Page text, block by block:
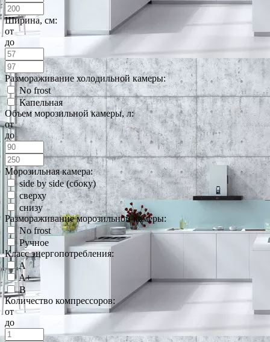
Ширина, см:
от
до
Размораживание холодильной камеры:
No frost
Капельная
Объем морозильной камеры, л:
от
до
Морозильная камера:
side by side (сбоку)
сверху
снизу
Размораживание морозильной камеры:
No frost
Ручное
Класс энергопотребления:
A
A+
B
Количество компрессоров:
от
до